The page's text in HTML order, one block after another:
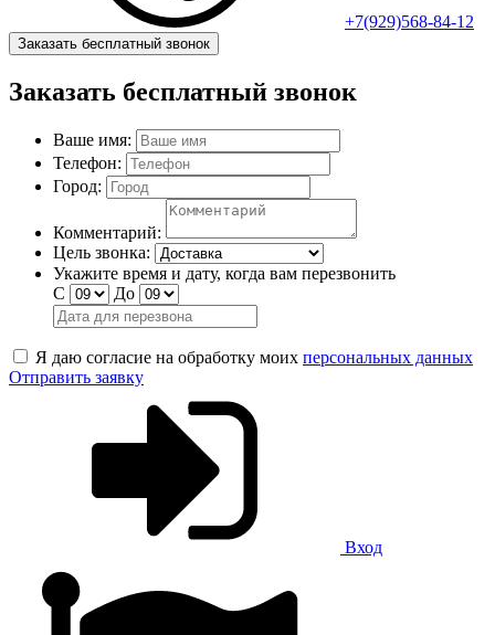
+7(929)568-84-12
Заказать бесплатный звонок
Заказать бесплатный звонок
Ваше имя:
Телефон:
Город:
Комментарий:
Цель звонка:
Укажите время и дату, когда вам перезвонить
С
До
Я даю согласие на обработку моих персональных данных
Отправить заявку
Вход